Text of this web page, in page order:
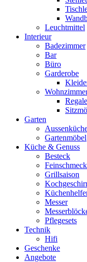
Leuchtmittel
Interieur
Badezimmer
Bar
Büro
Garderobe
Regale
Garten
Gartenmöbel
Küche & Genuss
Besteck
Grillsaison
Messer
Pflegesets
Technik
Hifi
Geschenke
Angebote